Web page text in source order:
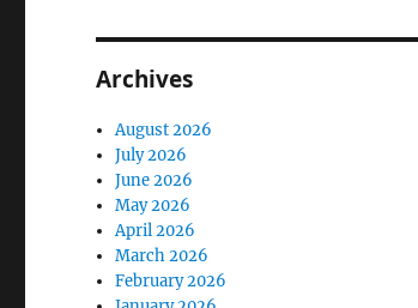
Archives
August 2026
July 2026
June 2026
May 2026
April 2026
March 2026
February 2026